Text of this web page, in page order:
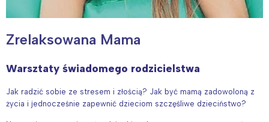
Zrelaksowana Mama
Warsztaty świadomego rodzicielstwa
Jak radzić sobie ze stresem i złością? Jak być mamą zadowoloną z
życia i jednocześnie zapewnić dzieciom szczęśliwe dzieciństwo?